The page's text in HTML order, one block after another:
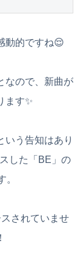
動的ですね😌
なので、新曲が
ます✨
いう告知はあり
した「BE」の
。
されていませ